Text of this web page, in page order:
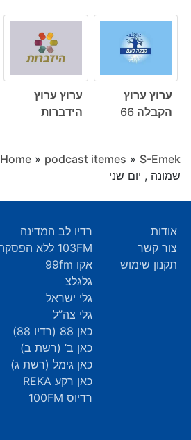
ערוץ ערוץ
הקבלה 66
ערוץ ערוץ
הידברות
Home » podcast itemes » S-Emek
שמונה , יום שני
אודות
צור קשר
תקנון שימוש
רדיו לב המדינה
103FM ללא הפסקה
אקו 99fm
גלגלצ
גלי ישראל
גלי צה”ל
כאן 88 (רדיו 88)
כאן ב’ (רשת ב)
כאן גימל (רשת ג)
כאן רקע REKA
רדיוס 100FM